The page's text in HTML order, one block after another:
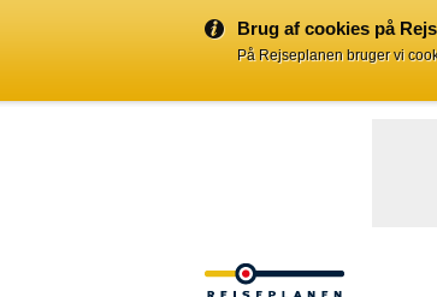
Brug af cookies på
På Rejseplanen bruger vi